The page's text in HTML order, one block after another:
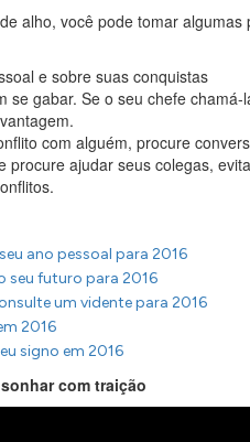
alho, você pode tomar
e sobre suas conquistas
se gabar. Se o seu chefe
com alguém, procure
procure ajudar seus colegas,
ano pessoal para 2016
seu futuro para 2016
um vidente para 2016
2016
signo em 2016
com traição